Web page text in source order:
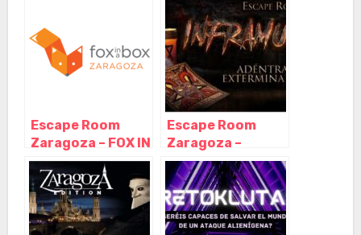
Zaragoza –
Aragón
Aragón
Escape Room
Zaragoza – FOX IN
A BOX, Zaragoza
– Aragón
Escape Room
Zaragoza –
INFRAMUNDO,
Zaragoza –
Aragón